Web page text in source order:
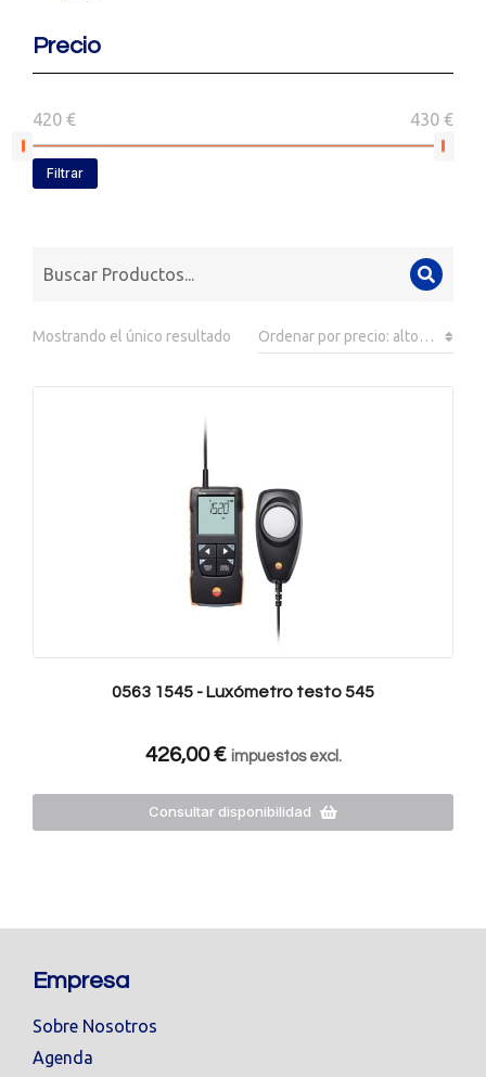
Precio
420 € 430 €
Filtrar
Mostrando el único resultado
0563 1545 - Luxómetro testo 545
426,00€ impuestos excl.
Consultar disponibilidad
Empresa
Sobre Nosotros
Agenda